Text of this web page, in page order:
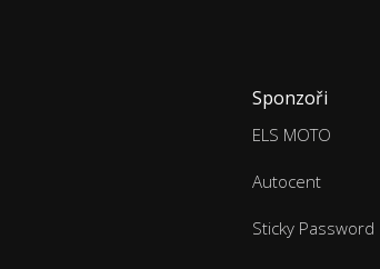
Sponzoři
ELS MOTO
Autocent
Sticky Password